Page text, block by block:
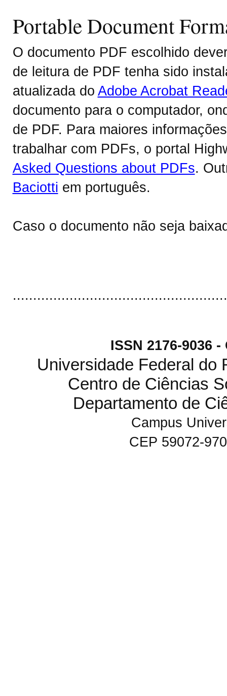
Portable Document
O documento PDF escolhido
de leitura de PDF tenha sido
atualizada do Adobe Acrobat
documento para o computador,
de PDF. Para maiores
trabalhar com PDFs, o portal
Asked Questions about PDFs.
Baciotti em português.
Caso o documento não seja
ISSN 2176-9036
Universidade Federal do
Centro de Ciências
Departamento de
Campus
CEP 59072-